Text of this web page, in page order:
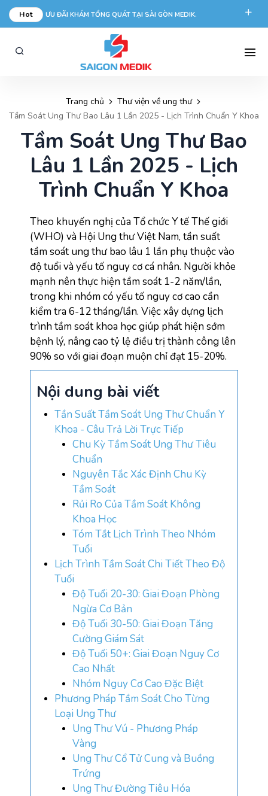
Hot ƯU ĐÃI KHÁM TỔNG QUÁT TẠI SÀI GÒN MEDIK.
phongkham@saigonmedik.com
Trang chủ
Thư viện về ung thư
Tầm Soát Ung Thư Bao Lâu 1 Lần 2025 - Lịch Trình Chuẩn Y Khoa
Tầm Soát Ung Thư Bao
Lâu 1 Lần 2025 - Lịch
Trình Chuẩn Y Khoa
Theo khuyến nghị của Tổ chức Y tế Thế giới
(WHO) và Hội Ung thư Việt Nam, tần suất
tầm soát ung thư bao lâu 1 lần phụ thuộc vào
độ tuổi và yếu tố nguy cơ cá nhân. Người khỏe
mạnh nên thực hiện tầm soát 1-2 năm/lần,
trong khi nhóm có yếu tố nguy cơ cao cần
kiểm tra 6-12 tháng/lần. Việc xây dựng lịch
trình tầm soát khoa học giúp phát hiện sớm
bệnh lý, nâng cao tỷ lệ điều trị thành công lên
90% so với giai đoạn muộn chỉ đạt 15-20%.
Nội dung bài viết
Tần Suất Tầm Soát Ung Thư Chuẩn Y
Khoa - Câu Trả Lời Trực Tiếp
Chu Kỳ Tầm Soát Ung Thư Tiêu
Chuẩn
Nguyên Tắc Xác Định Chu Kỳ
Tầm Soát
Rủi Ro Của Tầm Soát Không
Khoa Học
Tóm Tắt Lịch Trình Theo Nhóm
Tuổi
Lịch Trình Tầm Soát Chi Tiết Theo Độ
Tuổi
Độ Tuổi 20-30: Giai Đoạn Phòng
Ngừa Cơ Bản
Độ Tuổi 30-50: Giai Đoạn Tăng
Cường Giám Sát
Độ Tuổi 50+: Giai Đoạn Nguy Cơ
Cao Nhất
Nhóm Nguy Cơ Cao Đặc Biệt
Phương Pháp Tầm Soát Cho Từng
Loại Ung Thư
Ung Thư Vú - Phương Pháp
Vàng
Ung Thư Cổ Tử Cung và Buồng
Trứng
Ung Thư Đường Tiêu Hóa